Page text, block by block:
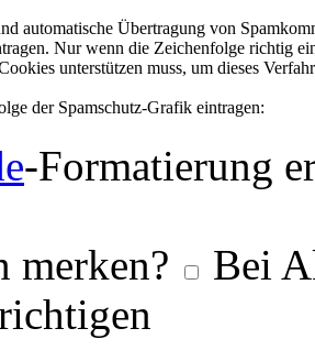
automatische Übertragung von
Nur wenn die Zeichenfolge richtig
unterstützen muss, um dieses
der Spamschutz-Grafik eintragen:
-Formatierung
merken?
Bei